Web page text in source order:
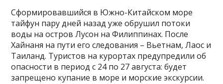
Сформировавшийся в Южно-Китайском море
тайфун пару дней назад уже обрушил потоки
воды на остров Лусон на Филиппинах. После
Хайнаня на пути его следования – Вьетнам, Лаос и
Таиланд. Туристов на курортах предупредили об
опасности в период с 24 по 27 августа: будет
запрещено купание в море и морские экскурсии.